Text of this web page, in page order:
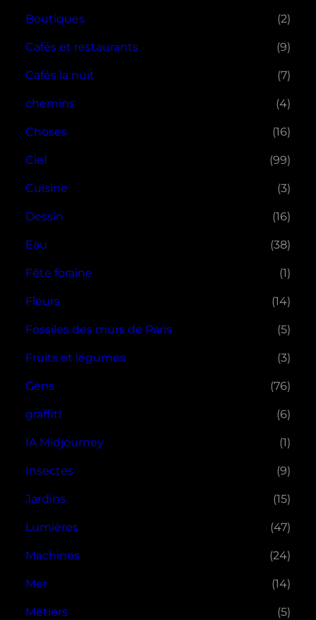
Boutiques (2)
Cafés et restaurants (9)
Cafés la nuit (7)
chemins (4)
Choses (16)
Ciel (99)
Cuisine (3)
Dessin (16)
Eau (38)
Fête foraine (1)
Fleurs (14)
Fossiles des murs de Paris (5)
Fruits et légumes (3)
Gens (76)
graffiti (6)
IA Midjourney (1)
Insectes (9)
Jardins (15)
Lumières (47)
Machines (24)
Mer (14)
Métiers (5)